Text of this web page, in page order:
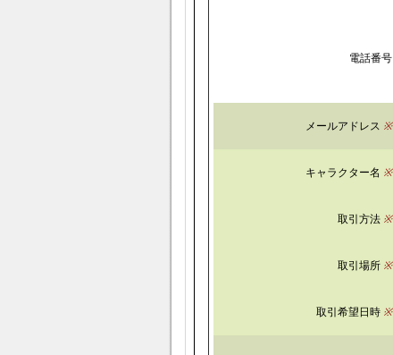
電話番号
メールアドレス ※
キャラクター名 ※
取引方法※
取引場所※
取引希望日時※